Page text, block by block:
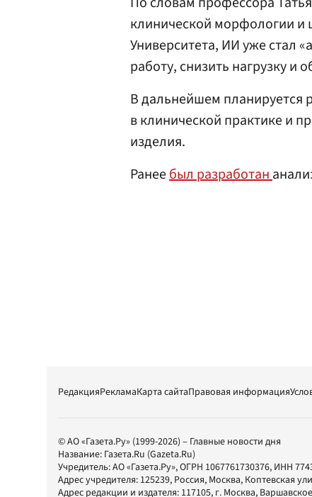
клинической морфологии и
Университета, ИИ уже стал
работу, снизить нагрузку и
В дальнейшем планируется
в клинической практике и
изделия.
Ранеебыл разработан
РедакцияРекламаКарта сайтаПравовая информация
© АО «Газета.Ру» (1999-2026) – Главные новости дня
Название: Газета.Ru (Gazeta.Ru)
Учредитель:АО «Газета.Ру», ОГРН 1067761730376, ИНН
Адрес учредителя: 125239, Россия, Москва, Коптевская
Адрес редакции и издателя: 117105, г. Москва,